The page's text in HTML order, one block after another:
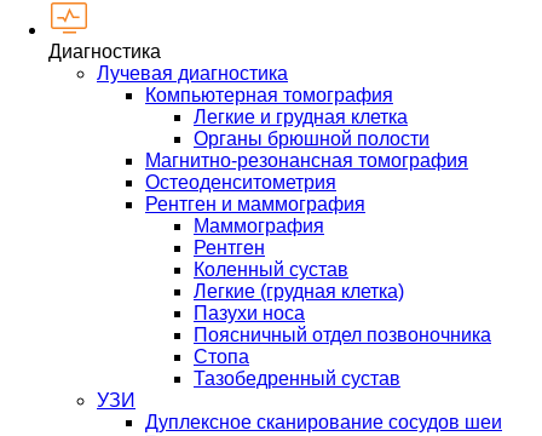
Диагностика
Лучевая диагностика
Компьютерная томография
Легкие и грудная клетка
Органы брюшной полости
Магнитно-резонансная томография
Остеоденситометрия
Рентген и маммография
Маммография
Рентген
Коленный сустав
Легкие (грудная клетка)
Пазухи носа
Поясничный отдел позвоночника
Стопа
Тазобедренный сустав
УЗИ
Дуплексное сканирование сосудов шеи